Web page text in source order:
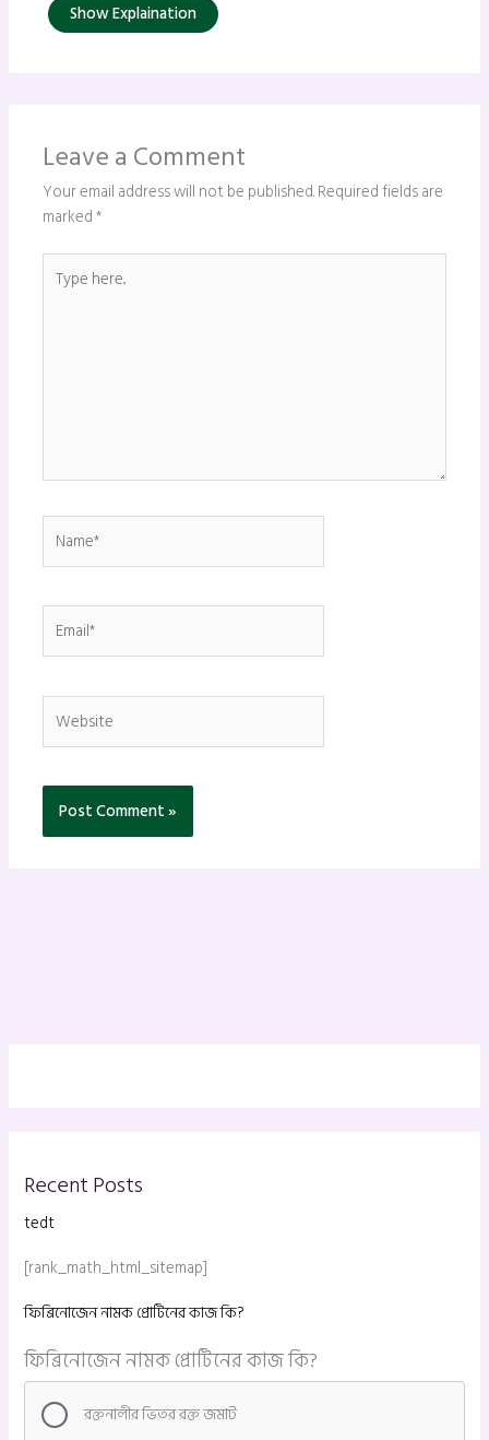
Show Explaination
Leave a Comment
Your email address will not be published.Required fields are
marked*
here..
Recent Posts
tedt
[rank_math_html_sitemap]
ফিব্রিনোজেন নামক প্রোটিনের কাজ কি?
ফিব্রিনোজেন নামক প্রোটিনের কাজ কি?
রক্তনালীর ভিতর রক্ত জমাট